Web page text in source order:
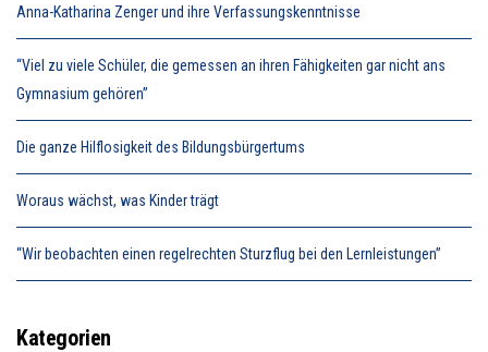
Anna-Katharina Zenger und ihre Verfassungskenntnisse
“Viel zu viele Schüler, die gemessen an ihren Fähigkeiten gar nicht ans
Gymnasium gehören”
Die ganze Hilflosigkeit des Bildungsbürgertums
Woraus wächst, was Kinder trägt
“Wir beobachten einen regelrechten Sturzflug bei den Lernleistungen”
Kategorien